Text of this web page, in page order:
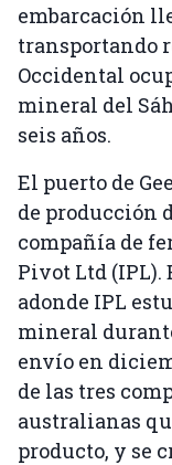
embarcación
transportando
Occidental
mineral del
seis años.
El puerto de
de producción
compañía de
Pivot Ltd (IPL).
adonde IPL
mineral
envío en
de las tres
australianas
producto, y se